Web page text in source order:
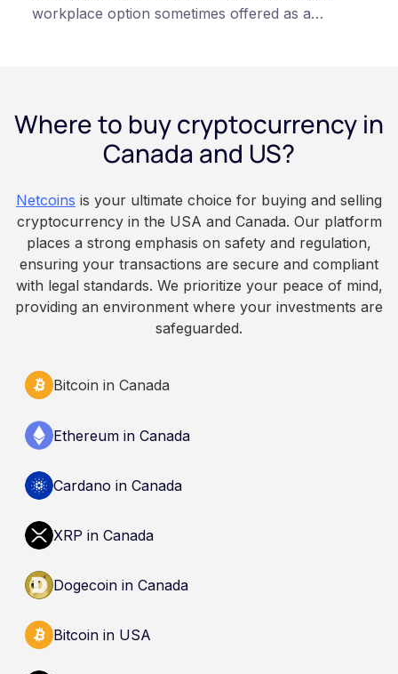
workplace option sometimes offered as a
custodian or moved to a personal wallet.
Employers keep paying in Canadian dollars, and
because Bitcoin is volatile, balances can rise or
informational purposes only. It does not
constitute financial, legal, or professional advice.
Always do your own research and consult
qualified professionals before making decisions
related to cryptocurrency.
Where to buy cryptocurrency in
Canada and US?
Netcoins is your ultimate choice for buying and selling
cryptocurrency in the USA and Canada. Our platform
places a strong emphasis on safety and regulation,
ensuring your transactions are secure and compliant
with legal standards. We prioritize your peace of mind,
providing an environment where your investments are
safeguarded.
Bitcoin in Canada
Ethereum in Canada
Cardano in Canada
XRP in Canada
Dogecoin in Canada
Bitcoin in USA